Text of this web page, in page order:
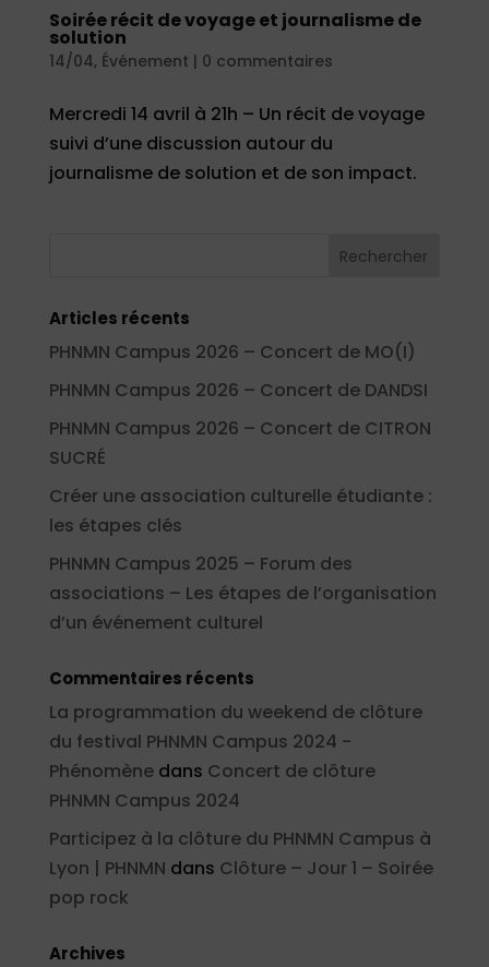
Soirée récit de voyage et journalisme de
solution
14/04, Événement | 0 commentaires
Mercredi 14 avril à 21h – Un récit de voyage
suivi d’une discussion autour du
journalisme de solution et de son impact.
Articles récents
PHNMN Campus 2026 – Concert de MO(I)
PHNMN Campus 2026 – Concert de DANDSI
PHNMN Campus 2026 – Concert de CITRON
SUCRÉ
Créer une association culturelle étudiante :
les étapes clés
PHNMN Campus 2025 – Forum des
associations – Les étapes de l’organisation
d’un événement culturel
Commentaires récents
La programmation du weekend de clôture
du festival PHNMN Campus 2024 -
Phénomènedans Concert de clôture
PHNMN Campus 2024
Participez à la clôture du PHNMN Campus à
Lyon | PHNMN dans Clôture – Jour 1 – Soirée
pop rock
Archives